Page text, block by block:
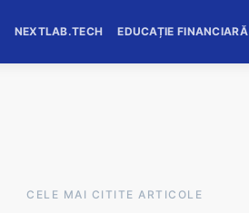
NEXTLAB.TECH EDUCAȚIE FINANCIARĂ
CELE MAI CITITE ARTICOLE